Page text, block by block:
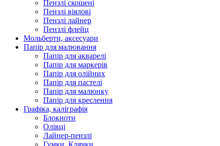
Пензлі скошені
Пензлі віялові
Пензлі лайнер
Пензлі флейц
Мольберти, аксесуари
Папір для малювання
Папір для акварелі
Папір для маркерів
Папір для олійних
Папір для пастелі
Папір для малюнку
Папір для креслення
Графіка, каліграфія
Блокноти
Олівці
Лайнер-пензлі
Гумки, Клячки